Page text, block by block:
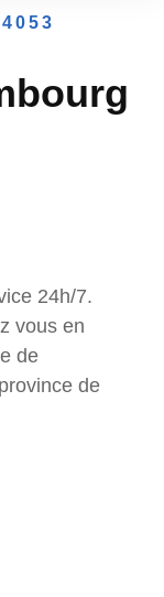
24h/7.
vous en
de
de